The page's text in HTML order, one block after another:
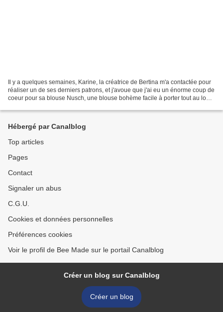
Il y a quelques semaines, Karine, la créatrice de Bertina m'a contactée pour
réaliser un de ses derniers patrons, et j'avoue que j'ai eu un énorme coup de
coeur pour sa blouse Nusch, une blouse bohème facile à porter tout au long
Hébergé par Canalblog
Top articles
Pages
Contact
Signaler un abus
C.G.U.
Cookies et données personnelles
Préférences cookies
Voir le profil de Bee Made sur le portail Canalblog
Créer un blog sur Canalblog
Créer un blog